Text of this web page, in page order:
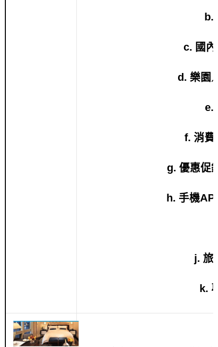
b.
c. 國
d. 樂園
e.
f. 消費
g. 優惠促
h. 手機
j. 旅
k.